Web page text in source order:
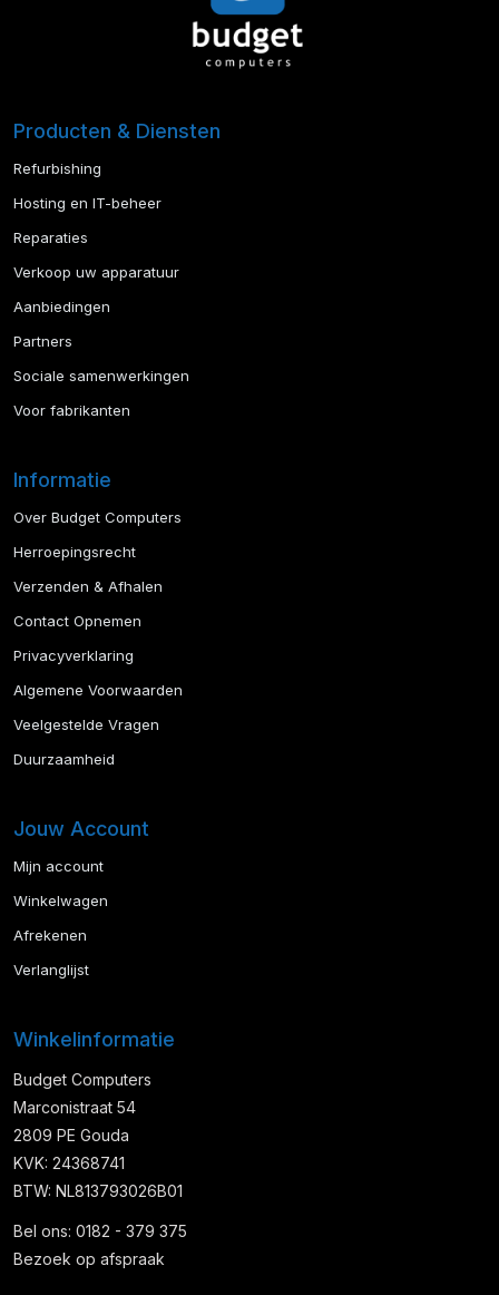
Producten & Diensten
Refurbishing
Hosting en IT-beheer
Reparaties
Verkoop uw apparatuur
Aanbiedingen
Partners
Sociale samenwerkingen
Voor fabrikanten
Informatie
Over Budget Computers
Herroepingsrecht
Verzenden & Afhalen
Contact Opnemen
Privacyverklaring
Algemene Voorwaarden
Veelgestelde Vragen
Duurzaamheid
Jouw Account
Mijn account
Winkelwagen
Afrekenen
Verlanglijst
Winkelinformatie
Budget Computers
Marconistraat 54
2809 PE Gouda
KVK: 24368741
BTW: NL813793026B01
Bel ons: 0182 - 379 375
Bezoek op afspraak